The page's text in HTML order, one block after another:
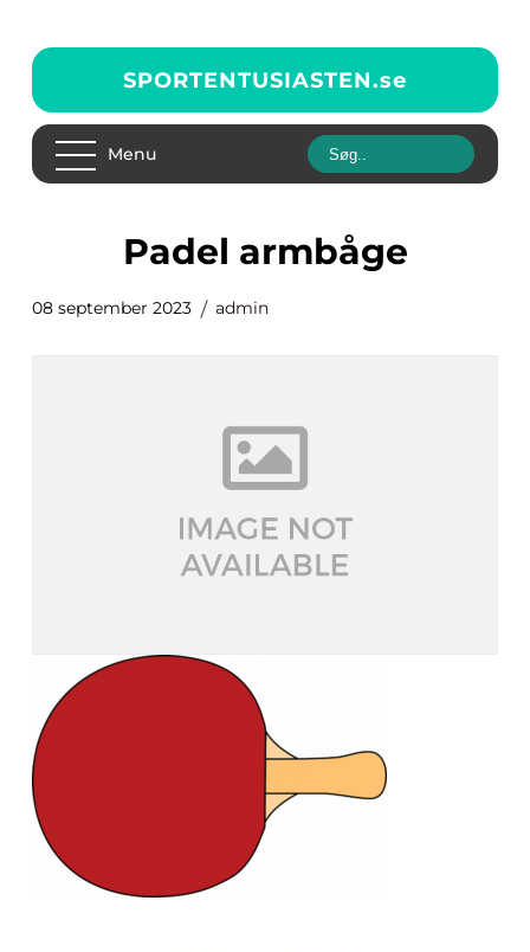
SPORTENTUSIASTEN.se
Menu
padel armbåge
08 september 2023 admin